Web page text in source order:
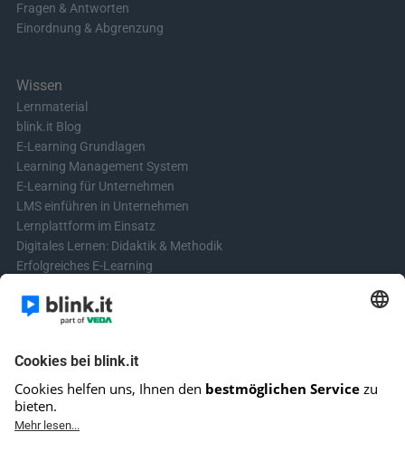
Fragen & Antworten
Einordnung & Abgrenzung
Wissen
Lernmaterial
blink.it Blog
E-Learning Grundlagen
Learning Management System
E-Learning für Unternehmen
LMS einführen in Unternehmen
Lernplattform im Einsatz
Digitales Lernen: Didaktik & Methodik
Erfolgreiches E-Learning
Learning & Development
Videos für Online-Kurse erstellen
Kontakt aufnehmen
Kontaktformular
Fragen? Schreibe uns!